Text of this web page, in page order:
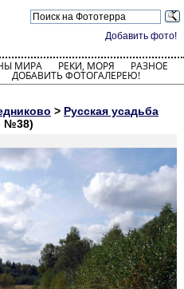
Добавить фото!
МИРА РЕКИ, МОРЯ РАЗНОЕ
ДОБАВИТЬ ФОТОГАЛЕРЕЮ!
> Русская усадьба
№38)